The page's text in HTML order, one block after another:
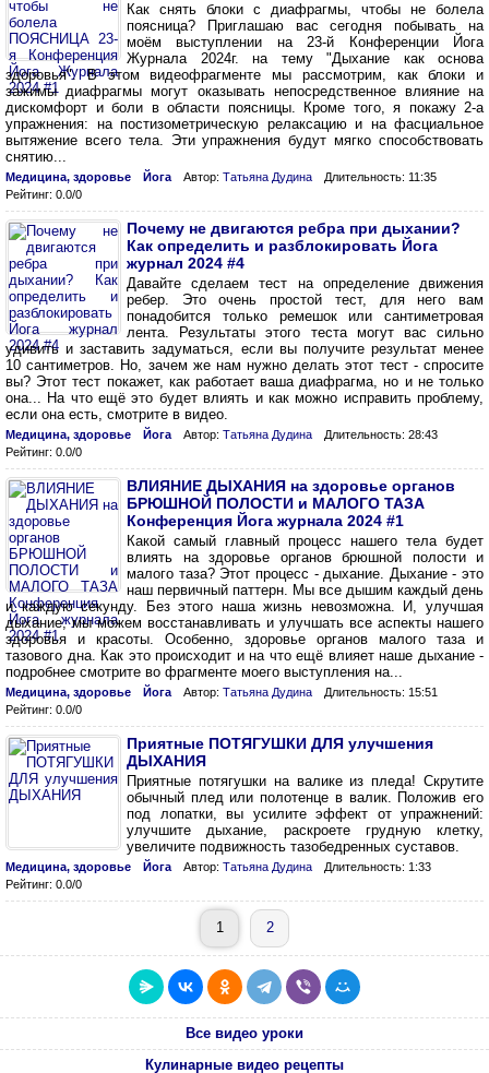
Как снять блоки с диафрагмы, чтобы не болела
поясница? Приглашаю вас сегодня побывать на
моём выступлении на 23-й Конференции Йога
Журнала 2024г. на тему "Дыхание как основа
здоровья". В этом видеофрагменте мы рассмотрим, как блоки и
зажимы диафрагмы могут оказывать непосредственное влияние на
дискомфорт и боли в области поясницы. Кроме того, я покажу 2-а
упражнения: на постизометрическую релаксацию и на фасциальное
вытяжение всего тела. Эти упражнения будут мягко способствовать
снятию...
Медицина, здоровье Йога Автор: Татьяна Дудина
Длительность: 11:35
Рейтинг: 0.0/0
Почему не двигаются ребра при дыхании?
Как определить и разблокировать Йога
журнал 2024 #4
Давайте сделаем тест на определение движения
ребер. Это очень простой тест, для него вам
понадобится только ремешок или сантиметровая
лента. Результаты этого теста могут вас сильно
удивить и заставить задуматься, если вы получите результат менее
10 сантиметров. Но, зачем же нам нужно делать этот тест - спросите
вы? Этот тест покажет, как работает ваша диафрагма, но и не только
она... На что ещё это будет влиять и как можно исправить проблему,
если она есть, смотрите в видео.
Медицина, здоровье Йога Автор: Татьяна Дудина
Длительность: 28:43
Рейтинг: 0.0/0
ВЛИЯНИЕ ДЫХАНИЯ на здоровье органов
БРЮШНОЙ ПОЛОСТИ и МАЛОГО ТАЗА
Конференция Йога журнала 2024 #1
Какой самый главный процесс нашего тела будет
влиять на здоровье органов брюшной полости и
малого таза? Этот процесс - дыхание. Дыхание - это
наш первичный паттерн. Мы все дышим каждый день
и каждую секунду. Без этого наша жизнь невозможна. И, улучшая
дыхание, мы можем восстанавливать и улучшать все аспекты нашего
здоровья и красоты. Особенно, здоровье органов малого таза и
тазового дна. Как это происходит и на что ещё влияет наше дыхание -
подробнее смотрите во фрагменте моего выступления на...
Медицина, здоровье Йога Автор: Татьяна Дудина
Длительность: 15:51
Рейтинг: 0.0/0
Приятные ПОТЯГУШКИ ДЛЯ улучшения
ДЫХАНИЯ
Приятные потягушки на валике из пледа! Скрутите
обычный плед или полотенце в валик. Положив его
под лопатки, вы усилите эффект от упражнений:
улучшите дыхание, раскроете грудную клетку,
увеличите подвижность тазобедренных суставов.
Медицина, здоровье Йога Автор: Татьяна Дудина
Длительность: 1:33
Рейтинг: 0.0/0
1 2
Все видео уроки
Кулинарные видео рецепты